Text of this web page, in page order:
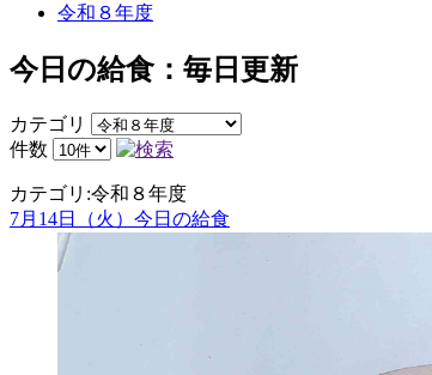
令和８年度
今日の給食：毎日更新
カテゴリ
件数
カテゴリ:令和８年度
7月14日（火）今日の給食